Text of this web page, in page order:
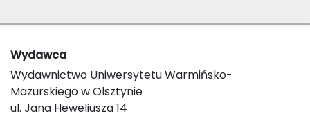
Wydawca
Wydawnictwo Uniwersytetu Warmińsko-
Mazurskiego w Olsztynie
ul. Jana Heweliusza 14